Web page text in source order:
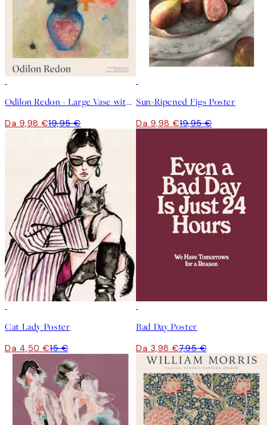
Odilon Redon - Large Vase with Flowers Poster
Da 9,98 €19,95 €
Sun-Ripened Figs Poster
Da 9,98 €19,95 €
Cat Lady Poster
Da 4,50 €15 €
Bad Day Poster
Da 3,98 €7,95 €